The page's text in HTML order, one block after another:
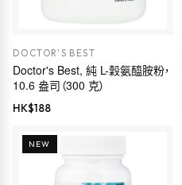
DOCTOR'S BEST
Doctor's Best, 純 L-穀氨醯胺粉，
10.6 盎司（300 克）
HK$188
NEW